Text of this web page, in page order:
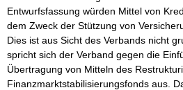
Entwurfsfassung würden Mittel von
dem Zweck der Stützung von
Dies ist aus Sicht des Verbands nicht
spricht sich der Verband gegen die
Übertragung von Mitteln des
Finanzmarktstabilisierungsfonds aus.